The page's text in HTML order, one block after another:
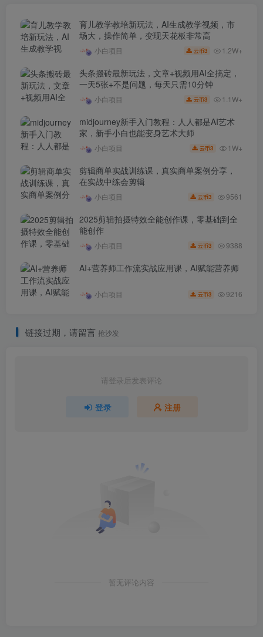
育儿教学教培新玩法，AI生成教学视频，市
场大，操作简单，变现天花板非常高
小白项目 云币3 1.2W+
头条搬砖最新玩法，文章+视频用AI全搞定，
一天5张+不是问题，每天只需10分钟
小白项目 云币3 1.1W+
midjourney新手入门教程：人人都是AI艺术
家，新手小白也能变身艺术大师
小白项目 云币3 1W+
剪辑商单实战训练课，真实商单案例分享，
在实战中练会剪辑
小白项目 云币3 9561
2025剪辑拍摄特效全能创作课，零基础到全
能创作
小白项目 云币3 9388
AI+营养师工作流实战应用课，AI赋能营养师
小白项目 云币3 9216
链接过期，请留言 抢沙发
请登录后发表评论
登录 注册
暂无评论内容